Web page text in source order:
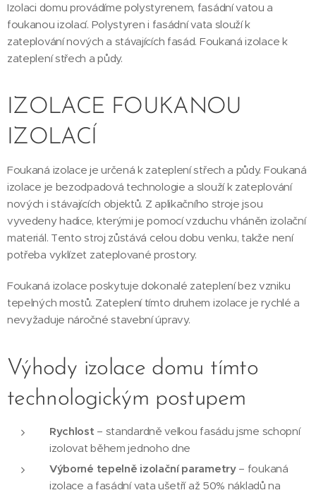
Izolaci domu provádíme polystyrenem, fasádní vatou a
foukanou izolací. Polystyren i fasádní vata slouží k
zateplování nových a stávajících fasád. Foukaná izolace k
zateplení střech a půdy.
IZOLACE FOUKANOU
IZOLACÍ
Foukaná izolace je určená k zateplení střech a půdy. Foukaná
izolace je bezodpadová technologie a slouží k zateplování
nových i stávajících objektů. Z aplikačního stroje jsou
vyvedeny hadice, kterými je pomocí vzduchu vháněn izolační
materiál. Tento stroj zůstává celou dobu venku, takže není
potřeba vyklízet zateplované prostory.
Foukaná izolace poskytuje dokonalé zateplení bez vzniku
tepelných mostů. Zateplení tímto druhem izolace je rychlé a
nevyžaduje náročné stavební úpravy.
Výhody izolace domu tímto
technologickým postupem
Rychlost – standardně velkou fasádu jsme schopní
izolovat během jednoho dne
Výborné tepelně izolační parametry– foukaná
izolace a fasádní vata ušetří až 50% nákladů na